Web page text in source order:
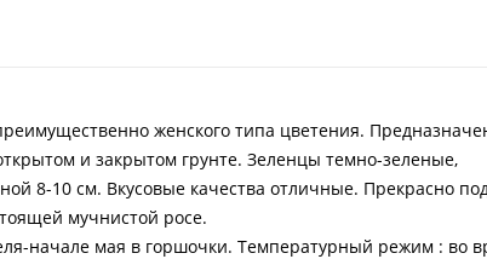
женского типа цветения.
и закрытом грунте. Зеленцы темно-зеленые,
8-10 см. Вкусовые качества отличные. Прекрасно
мучнистой росе.
начале мая в горшочки. Температурный режим : во